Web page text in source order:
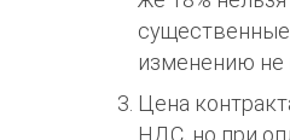
изменению не
Цена
НДС, но при